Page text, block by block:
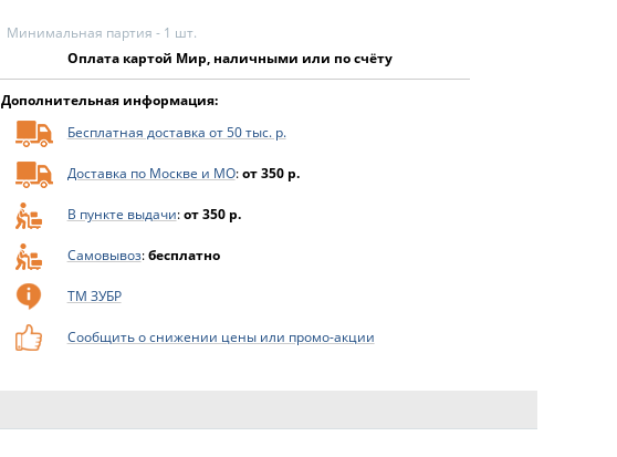
Минимальная партия - 1 шт.
Оплата картой Мир, наличными или по счёту
Дополнительная информация:
Бесплатная доставка от 50 тыс. р.
Доставка по Москве и МО:от 350 р.
В пункте выдачи:от 350 р.
Самовывоз:бесплатно
ТМ ЗУБР
Сообщить о снижении цены или промо-акции